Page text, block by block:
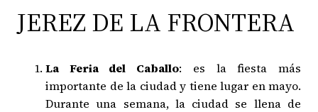
JEREZ DE LA FRONTERA
La Feria del Caballo: es la fiesta más
importante de la ciudad y tiene lugar en mayo.
Durante una semana, la ciudad se llena de